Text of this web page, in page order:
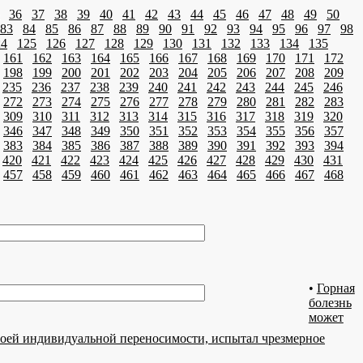
36 37 38 39 40 41 42 43 44 45 46 47 48 49
50
83 84 85 86 87 88 89 90 91 92 93 94 95 96 97
98
125 126 127 128 129 130 131 132 133 134
135
161 162 163 164 165 166 167 168 169 170 171
172
198 199 200 201 202 203 204 205 206 207 208
209
235 236 237 238 239 240 241 242 243 244 245
246
272 273 274 275 276 277 278 279 280 281 282
283
309 310 311 312 313 314 315 316 317 318 319
320
346 347 348 349 350 351 352 353 354 355 356
357
383 384 385 386 387 388 389 390 391 392 393
394
420 421 422 423 424 425 426 427 428 429 430
431
457 458 459 460 461 462 463 464 465 466 467
468
• Горная
болезнь
может
индивидуальной переносимости, испытал чрезмерное